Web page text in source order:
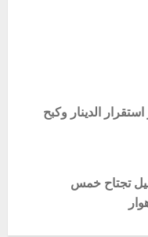
الدينار وكبح
زهرة النيل تجتاح خمس